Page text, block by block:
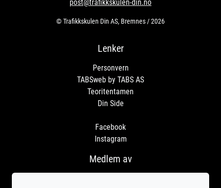
post@trafikkskulen-din.no
© Trafikkskulen Din AS, Bremnes / 2026
Lenker
Personvern
TABSweb by TABS AS
Teoritentamen
Din Side
Facebook
Instagram
Medlem av